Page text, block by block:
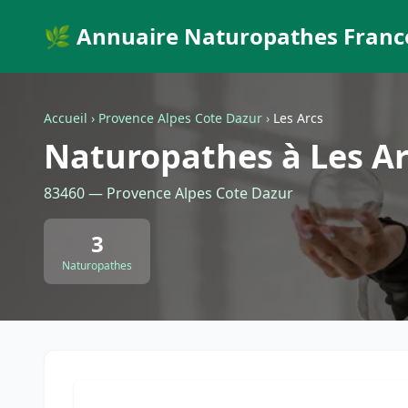
🌿 Annuaire Naturopathes
Accueil › Provence Alpes Cote Dazur › Les Arcs
Naturopathes à Les
83460 — Provence Alpes Cote Dazur
3
Naturopathes